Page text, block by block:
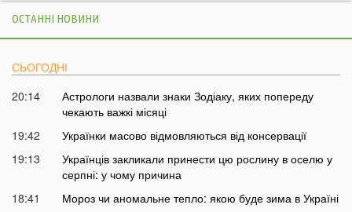
ОСТАННІ НОВИНИ
СЬОГОДНІ
20:14
Астрологи назвали знаки Зодіаку, яких попереду
чекають важкі місяці
19:42
Українки масово відмовляються від консервації
19:13
Українців закликали принести цю рослину в оселю у
серпні: у чому причина
18:41
Мороз чи аномальне тепло: якою буде зима в Україні